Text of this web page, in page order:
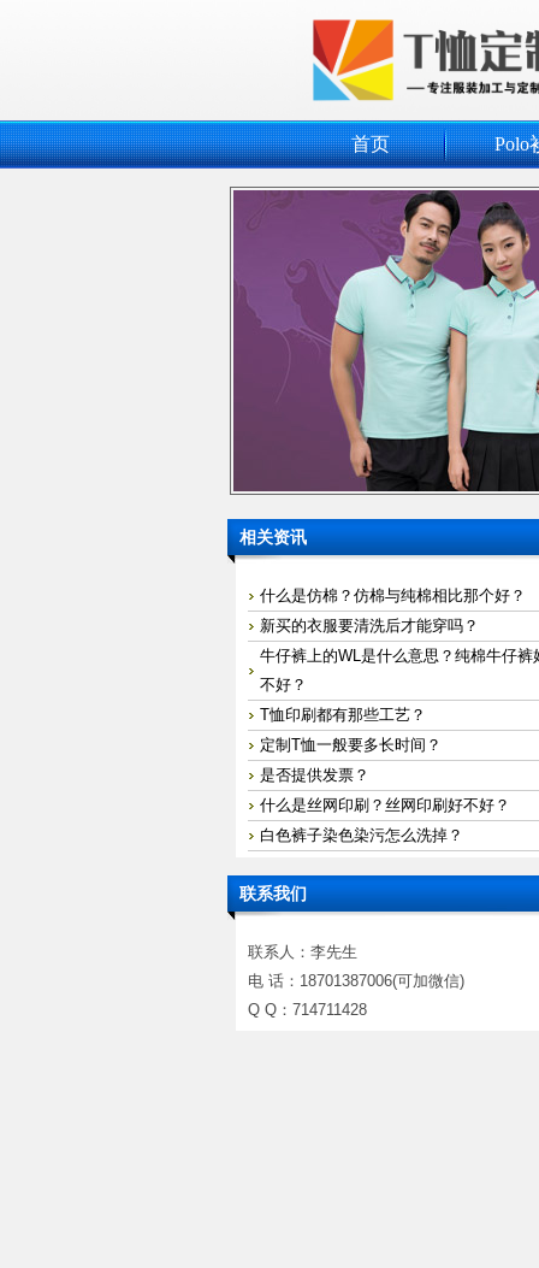
首页 Polo
相关资讯
什么是仿棉？仿棉与纯棉相比那个好？
新买的衣服要清洗后才能穿吗？
牛仔裤上的WL是什么意思？纯棉牛仔裤
不好？
T恤印刷都有那些工艺？
定制T恤一般要多长时间？
是否提供发票？
什么是丝网印刷？丝网印刷好不好？
白色裤子染色染污怎么洗掉？
联系我们
联系人：李先生
电 话：18701387006(可加微信)
Q Q：714711428